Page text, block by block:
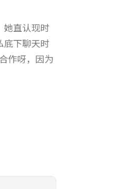
她直认现时
底下聊天时
作呀，因为